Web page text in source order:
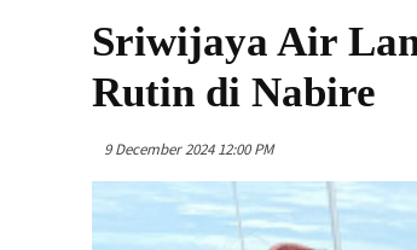
Sriwijaya Air
Rutin di Nabire
9 December 2024 12:00 PM